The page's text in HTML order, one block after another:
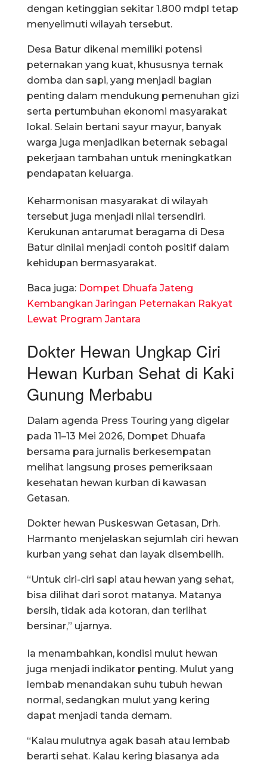
dengan ketinggian sekitar 1.800 mdpl tetap
menyelimuti wilayah tersebut.
Desa Batur dikenal memiliki potensi
peternakan yang kuat, khususnya ternak
domba dan sapi, yang menjadi bagian
penting dalam mendukung pemenuhan gizi
serta pertumbuhan ekonomi masyarakat
lokal. Selain bertani sayur mayur, banyak
warga juga menjadikan beternak sebagai
pekerjaan tambahan untuk meningkatkan
pendapatan keluarga.
Keharmonisan masyarakat di wilayah
tersebut juga menjadi nilai tersendiri.
Kerukunan antarumat beragama di Desa
Batur dinilai menjadi contoh positif dalam
kehidupan bermasyarakat.
Baca juga: Dompet Dhuafa Jateng
Kembangkan Jaringan Peternakan Rakyat
Lewat Program Jantara
Dokter Hewan Ungkap Ciri
Hewan Kurban Sehat di Kaki
Gunung Merbabu
Dalam agenda Press Touring yang digelar
pada 11–13 Mei 2026, Dompet Dhuafa
bersama para jurnalis berkesempatan
melihat langsung proses pemeriksaan
kesehatan hewan kurban di kawasan
Getasan.
Dokter hewan Puskeswan Getasan, Drh.
Harmanto menjelaskan sejumlah ciri hewan
kurban yang sehat dan layak disembelih.
“Untuk ciri-ciri sapi atau hewan yang sehat,
bisa dilihat dari sorot matanya. Matanya
bersih, tidak ada kotoran, dan terlihat
bersinar,” ujarnya.
Ia menambahkan, kondisi mulut hewan
juga menjadi indikator penting. Mulut yang
lembab menandakan suhu tubuh hewan
normal, sedangkan mulut yang kering
dapat menjadi tanda demam.
“Kalau mulutnya agak basah atau lembab
berarti sehat. Kalau kering biasanya ada